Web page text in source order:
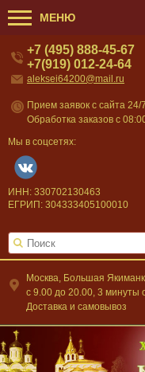
МЕНЮ
Москва, Большая
c 9.00 до 20.00, 3 минуты
Доставка и самовывоз
+7 (495) 888-45-67
+7(919) 012-24-64
aleksei64200@mail.ru
Прием заявок с сайта 24/7
Обработка заказов с
Мы в соцсетях:
ИНН: 330702130463
ЕГРИП: 304333405100010